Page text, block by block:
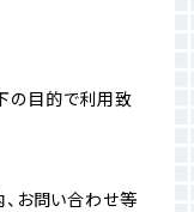
の目的で利用致
、お問い合わせ等